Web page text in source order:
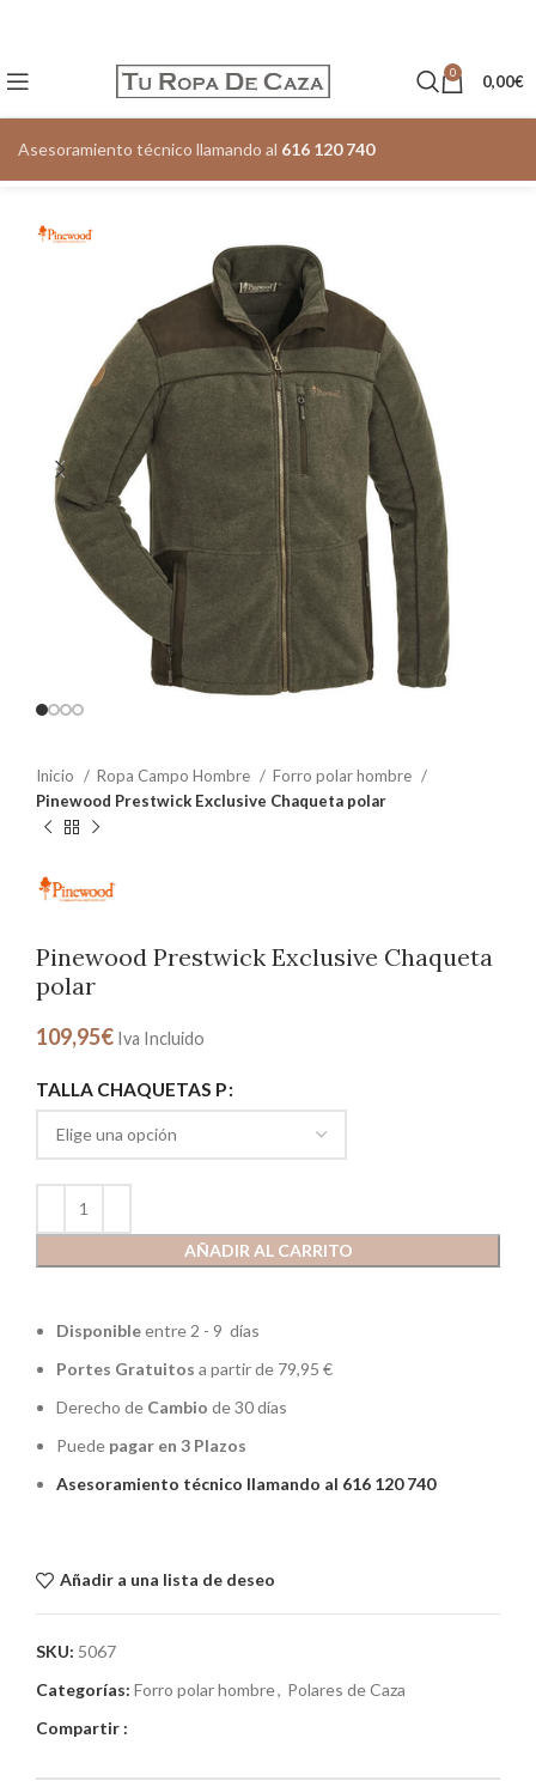
0 0,00€
Asesoramiento técnico llamando al 616 120 740
Inicio Ropa Campo Hombre
Forro polar hombre
Pinewood Prestwick Exclusive Chaqueta polar
Pinewood Prestwick Exclusive Chaqueta
polar
109,95€ Iva Incluido
TALLA CHAQUETAS P
AÑADIR AL CARRITO
Disponibleentre 2 - 9 días
Portes Gratuitos a partir de 79,95 €
Derecho de Cambio de 30 días
Puede pagar en 3 Plazos
Asesoramiento técnico llamando al 616 120 740
Añadir a una lista de deseo
SKU: 5067
Categorías: Forro polar hombre, Polares de Caza
Compartir :